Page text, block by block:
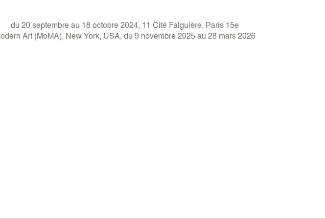
20 septembre au 18 octobre 2024, 11 Cité Falguière, Paris 15e
Art (MoMA), New York, USA, du 9 novembre 2025 au 28 mars 2026